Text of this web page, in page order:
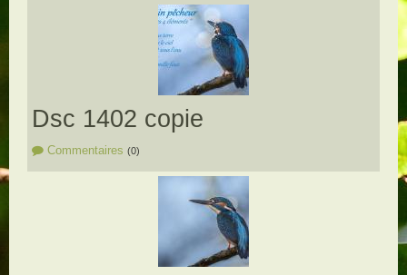
Dsc 1402 copie
Commentaires (0)